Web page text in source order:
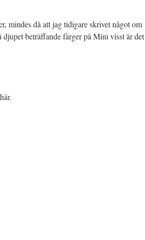
mindes då att jag tidigare skrivet något om
djupet beträffande färger på Mini visst är det